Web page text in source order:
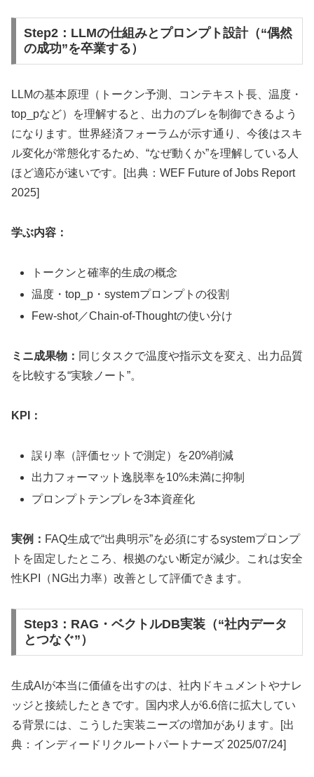
Step2：LLMの仕組みとプロンプト設計（“偶然
の成功”を卒業する）
LLMの基本原理（トークン予測、コンテキスト長、温度・
top_pなど）を理解すると、出力のブレを制御できるよう
になります。世界経済フォーラムが示す通り、今後はスキ
ル変化が常態化するため、“なぜ動くか”を理解している人
ほど適応が速いです。[出典：WEF Future of Jobs Report
2025]
学ぶ内容：
トークンと確率的生成の概念
温度・top_p・systemプロンプトの役割
Few-shot／Chain-of-Thoughtの使い分け
ミニ成果物： 同じタスクで温度や指示文を変え、出力品質
を比較する“実験ノート”。
KPI：
誤り率（評価セットで測定）を20%削減
出力フォーマット逸脱率を10%未満に抑制
プロンプトテンプレを3本資産化
実例： FAQ生成で“出典明示”を必須にするsystemプロンプ
トを固定したところ、根拠のない断定が減少。これは安全
性KPI（NG出力率）改善として評価できます。
Step3：RAG・ベクトルDB実装（“社内データ
とつなぐ”）
生成AIが本当に価値を出すのは、社内ドキュメントやナレ
ッジと接続したときです。国内求人が6.6倍に拡大してい
る背景には、こうした実装ニーズの増加があります。[出
典：インディードリクルートパートナーズ 2025/07/24]